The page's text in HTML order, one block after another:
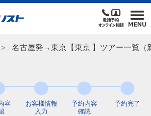
名古屋発→東京【東京 】ツアー一覧（
容
お客様情報
入力
予約内容
確認
予約完了